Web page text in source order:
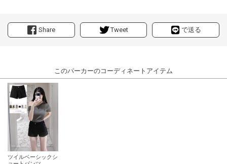
Share Tweet で送る
このパーカーのコーディネートアイテム
ツイルベーシックシ